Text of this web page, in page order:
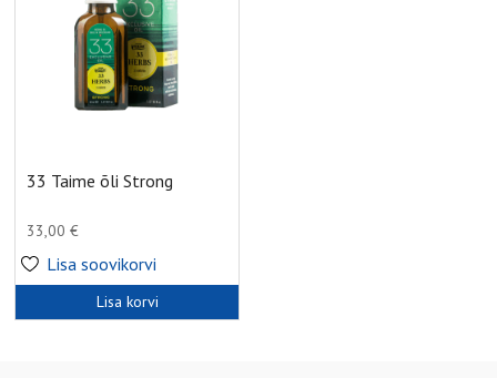
33 Taime õli Strong
33,00€
Lisa soovikorvi
Lisa korvi